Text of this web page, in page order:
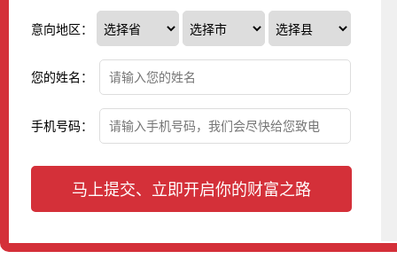
意向地区：
您的姓名：
手机号码：
马上提交、立即开启你的财富之路